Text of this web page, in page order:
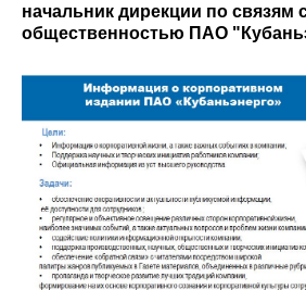
начальник дирекции по связям
общественностью ПАО